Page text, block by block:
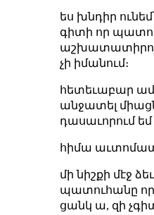
ես խնդիր
գիտի որ
չի իմանում։
հետեւաբար
անջատել
դասաւորում
հիմա
մի նիշքի մէջ
պատուհանը որ
ցանկ ա, զի